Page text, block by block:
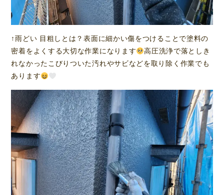
↑雨どい 目粗しとは？表面に細かい傷をつけることで塗料の
密着をよくする大切な作業になります
高圧洗浄で落としき
れなかったこびりついた汚れやサビなどを取り除く作業でも
あります